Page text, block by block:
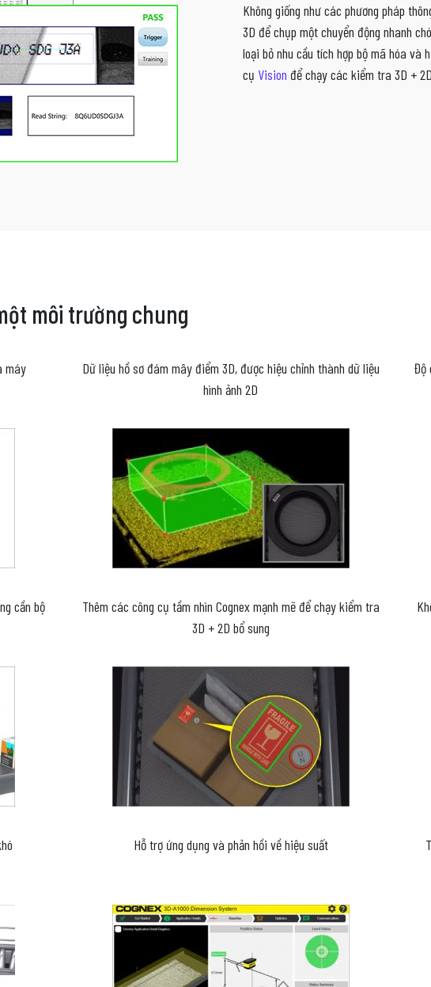
Không giống như các phương pháp
3D để chụp một chuyển động nhanh
loại bỏ nhu cầu tích hợp bộ mã hóa và
cụ Vision để chạy các kiểm tra 3D +
môi trường chung
máy
Dữ liệu hồ sơ đám mây điểm 3D, được hiệu chỉnh thành dữ liệu
hình ảnh 2D
Độ
cần bộ
Thêm các công cụ tầm nhìn Cognex mạnh mẽ để chạy kiểm tra
3D + 2D bổ sung
Hỗ trợ ứng dụng và phản hồi về hiệu suất